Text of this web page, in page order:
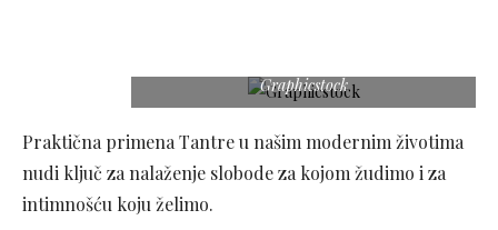
Graphicstock
Praktična primena Tantre u našim modernim životima
nudi ključ za nalaženje slobode za kojom žudimo i za
intimnošću koju želimo.